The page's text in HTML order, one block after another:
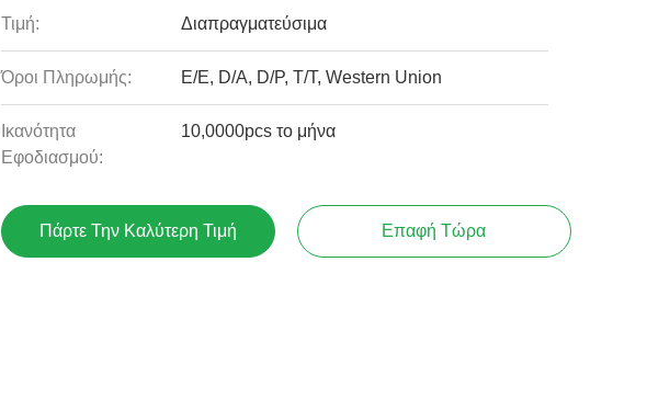
Τιμή: Διαπραγματεύσιμα
Όροι Πληρωμής: Ε/Ε, D/A, D/P, T/T, Western Union
Ικανότητα
Εφοδιασμού:
10,0000pcs το μήνα
Πάρτε Την Καλύτερη Τιμή Επαφή Τώρα